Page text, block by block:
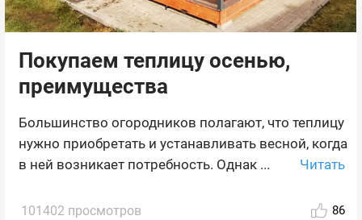
Покупаем теплицу осенью,
преимущества
Большинство огородников полагают, что теплицу
нужно приобретать и устанавливать весной, когда
в ней возникает потребность. Однак ...
Читать
101402 просмотров 86